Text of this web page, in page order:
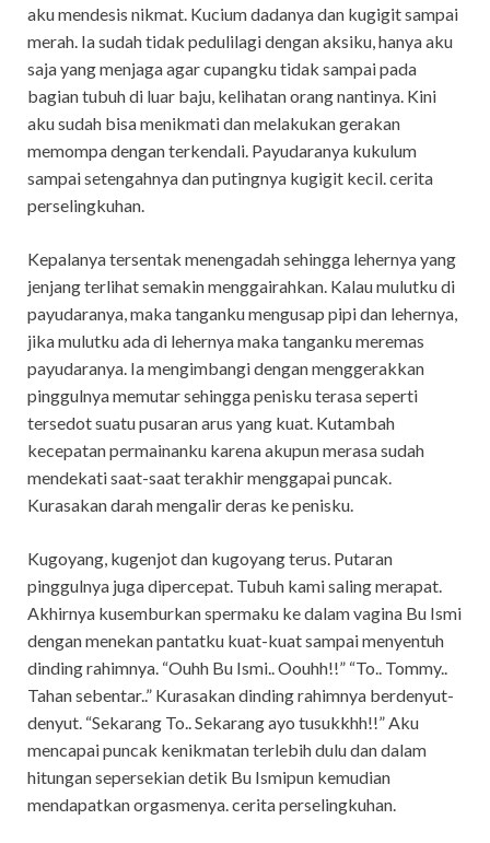
aku mendesis nikmat. Kucium dadanya dan kugigit sampai
merah. Ia sudah tidak pedulilagi dengan aksiku, hanya aku
saja yang menjaga agar cupangku tidak sampai pada
bagian tubuh di luar baju, kelihatan orang nantinya. Kini
aku sudah bisa menikmati dan melakukan gerakan
memompa dengan terkendali. Payudaranya kukulum
sampai setengahnya dan putingnya kugigit kecil. cerita
perselingkuhan.
Kepalanya tersentak menengadah sehingga lehernya yang
jenjang terlihat semakin menggairahkan. Kalau mulutku di
payudaranya, maka tanganku mengusap pipi dan lehernya,
jika mulutku ada di lehernya maka tanganku meremas
payudaranya. Ia mengimbangi dengan menggerakkan
pinggulnya memutar sehingga penisku terasa seperti
tersedot suatu pusaran arus yang kuat. Kutambah
kecepatan permainanku karena akupun merasa sudah
mendekati saat-saat terakhir menggapai puncak.
Kurasakan darah mengalir deras ke penisku.
Kugoyang, kugenjot dan kugoyang terus. Putaran
pinggulnya juga dipercepat. Tubuh kami saling merapat.
Akhirnya kusemburkan spermaku ke dalam vagina Bu Ismi
dengan menekan pantatku kuat-kuat sampai menyentuh
dinding rahimnya. “Ouhh Bu Ismi.. Oouhh!!” “To.. Tommy..
Tahan sebentar..” Kurasakan dinding rahimnya berdenyut-
denyut. “Sekarang To.. Sekarang ayo tusukkhh!!” Aku
mencapai puncak kenikmatan terlebih dulu dan dalam
hitungan sepersekian detik Bu Ismipun kemudian
mendapatkan orgasmenya. cerita perselingkuhan.